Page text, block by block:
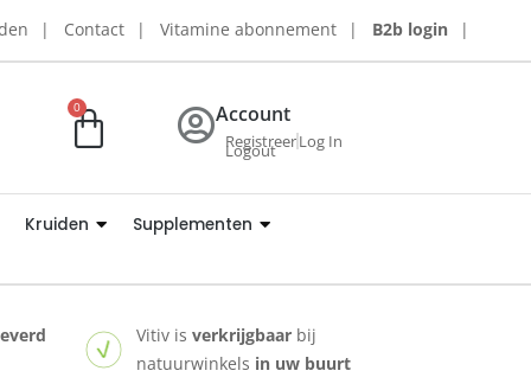
Contact Vitamine abonnement B2b login
0 Account
RegistreerLog In
Logout
Kruiden Supplementen
Vitiv isverkrijgbaar bij
natuurwinkels in uw buurt